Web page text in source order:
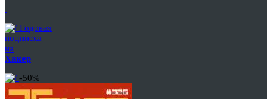
Годовая
подписка
на
Хакер
-50%